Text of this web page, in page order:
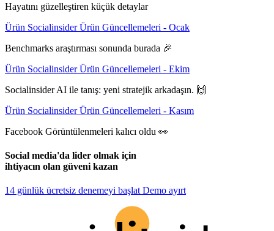
Hayatını güzelleştiren küçük detaylar
Ürün Socialinsider Ürün Güncellemeleri - Ocak
Benchmarks araştırması sonunda burada 🎉
Ürün Socialinsider Ürün Güncellemeleri - Ekim
Socialinsider AI ile tanış: yeni stratejik arkadaşın. 🙌
Ürün Socialinsider Ürün Güncellemeleri - Kasım
Facebook Görüntülenmeleri kalıcı oldu 👀
Social media'da lider olmak için
ihtiyacın olan güveni kazan
14 günlük ücretsiz denemeyi başlat Demo ayırt